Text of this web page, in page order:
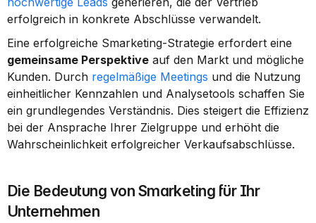
erfolgreich in konkrete Abschlüsse verwandelt.
gemeinsame Perspektive auf den Markt und mögliche
Kunden. Durch regelmäßige Meetings und die Nutzung
einheitlicher Kennzahlen und Analysetools schaffen Sie
ein grundlegendes Verständnis. Dies steigert die Effizienz
bei der Ansprache Ihrer Zielgruppe und erhöht die
Wahrscheinlichkeit erfolgreicher Verkaufsabschlüsse.
Die Bedeutung von Smarketing für Ihr
Unternehmen